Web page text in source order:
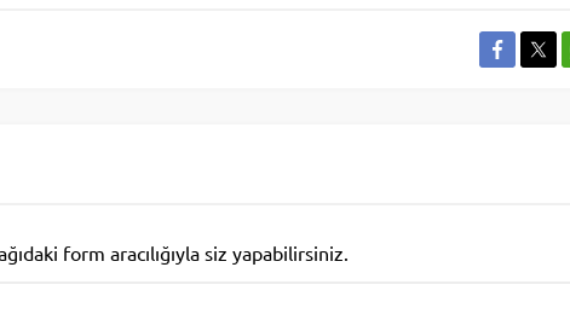
form aracılığıyla siz yapabilirsiniz.